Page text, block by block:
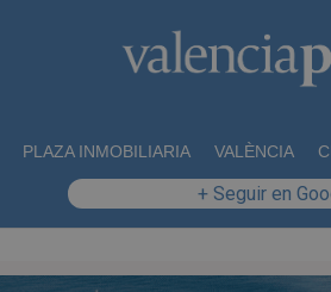
PLAZA INMOBILIARIA VALÈNCIA
+ Seguir en